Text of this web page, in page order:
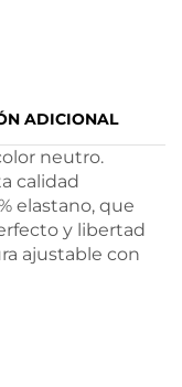
ADICIONAL
neutro.
calidad
elastano, que
y libertad
ajustable con